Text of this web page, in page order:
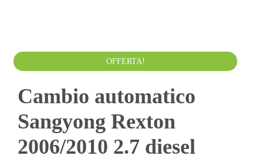
OFFERTA!
700.00€ IVA esclusa
Cambio automatico
Sangyong Rexton
2006/2010 2.7 diesel